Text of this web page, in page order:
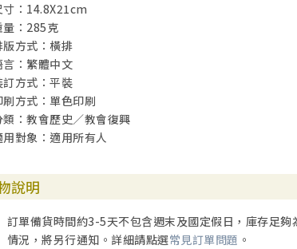
寸：14.8X21cm
量：285克
版方式：橫排
言：繁體中文
訂方式：平裝
刷方式：單色印刷
類：教會歷史／教會復興
用對象：適用所有人
說明
訂單備貨時間約3-5天不包含週末及國定假日，庫存足
情況，將另行通知。詳細請點選常見訂單問題 。